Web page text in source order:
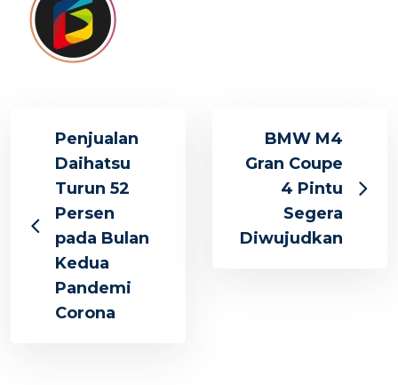
Penjualan
Daihatsu
Turun 52
Persen
pada Bulan
Kedua
Pandemi
Corona
BMW M4
Gran Coupe
4 Pintu
Segera
Diwujudkan